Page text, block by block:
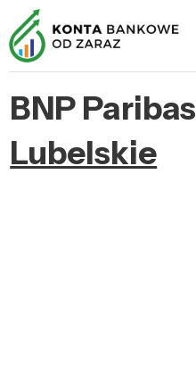
BNP Paribas
Lubelskie